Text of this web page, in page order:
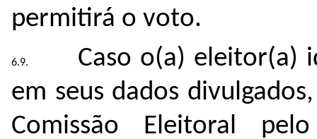
permitirá o voto.
Caso o(a) eleitor(a)
em seus dados
Comissão Eleitoral